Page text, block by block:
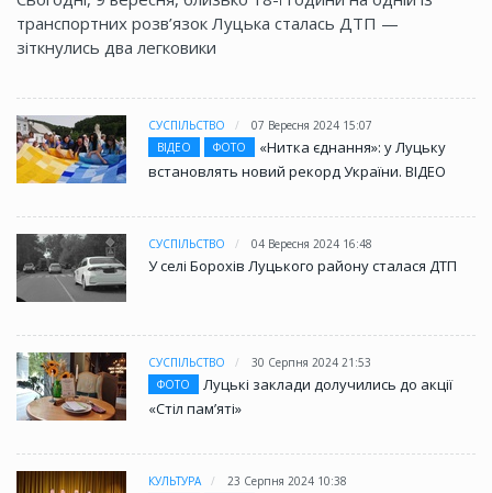
транспортних розв’язок Луцька сталась ДТП —
зіткнулись два легковики
СУСПІЛЬСТВО
07 Вересня 2024 15:07
ВІДЕО
ФОТО
«Нитка єднання»: у Луцьку
встановлять новий рекорд України. ВІДЕО
СУСПІЛЬСТВО 04 Вересня 2024 16:48
У селі Борохів Луцького району сталася ДТП
СУСПІЛЬСТВО
30 Серпня 2024 21:53
ФОТО
Луцькі заклади долучились до акції
«Стіл памʼяті»
КУЛЬТУРА
23 Серпня 2024 10:38